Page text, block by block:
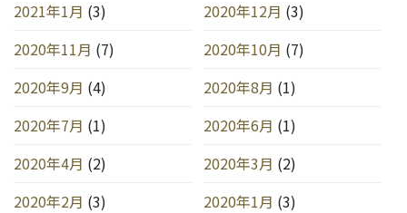
2021年1月 (3) 2020年12月 (3)
2020年11月 (7) 2020年10月 (7)
2020年9月 (4) 2020年8月 (1)
2020年7月 (1) 2020年6月 (1)
2020年4月 (2) 2020年3月 (2)
2020年2月 (3) 2020年1月 (3)